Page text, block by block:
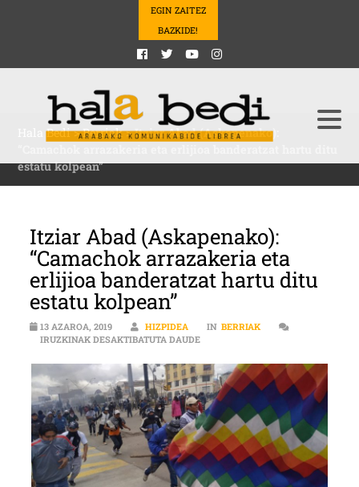
EGIN ZAITEZ
BAZKIDE!
Hala Bedi>Berriak>Itziar Abad (Askapenako):
estatu kolpean”
Itziar Abad (Askapenako):
“Camachok arrazakeria eta
erlijioa banderatzat hartu ditu
estatu kolpean”
13 AZAROA, 2019 HIZPIDEA IN BERRIAK
IRUZKINAK DESAKTIBATUTA DAUDEITZIAR ABAD (ASKAPENAKO):